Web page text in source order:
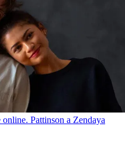
Pattinson a Zendaya